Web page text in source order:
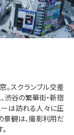
。スクランブル交差
渋谷の繁華街・新宿
は訪れる人々に圧
景観は、撮影利用だ